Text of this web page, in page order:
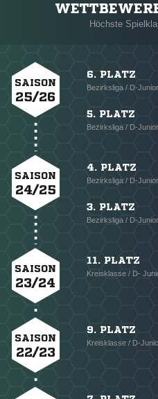
Höchste
SAISON
25/26
6. PLATZ
Bezirksliga / D-
5. PLATZ
Bezirksliga / D-
SAISON
24/25
4. PLATZ
Bezirksliga / D-
3. PLATZ
Bezirksliga / D-
SAISON
23/24
11. PLATZ
Kreisklasse / D-
SAISON
22/23
9. PLATZ
Kreisklasse / D-